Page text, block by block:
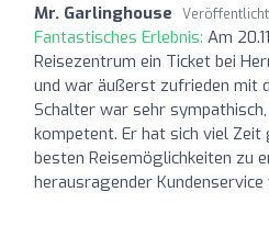
Mr. Garlinghouse
Fantastisches Erlebnis: Am
Reisezentrum ein Ticket bei
und war äußerst zufrieden mit
Schalter war sehr
kompetent. Er hat sich viel Zeit
besten Reisemöglichkeiten zu
herausragender